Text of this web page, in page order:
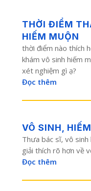
THỜI ĐIỂM
HIẾM MUỘN
thời điểm nào thích
khám vô sinh hiếm
xét nghiệm gì ạ?
Đọc thêm
VÔ SINH,
Thưa bác sĩ, vô sinh
giải thích rõ hơn về
Đọc thêm